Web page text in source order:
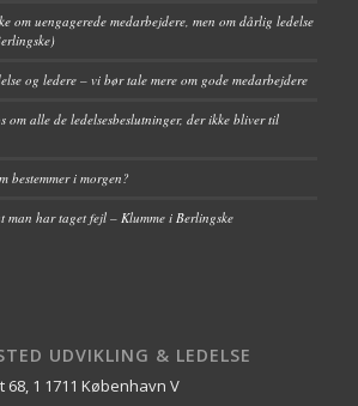
om uengagerede medarbejdere, men om dårlig ledelse
og ledere – vi bør tale mere om gode medarbejdere
om alle de ledelsesbeslutninger, der ikke bliver til
bestemmer i morgen?
man har taget fejl – Klumme i Berlingske
UDVIKLING & LEDELSE
1 1711 København V